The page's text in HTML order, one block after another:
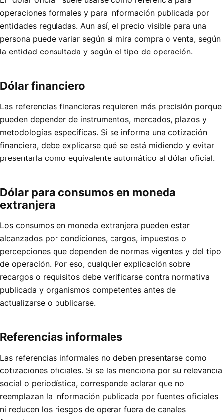
operaciones formales y para información publicada por
entidades reguladas. Aun así, el precio visible para una
persona puede variar según si mira compra o venta, según
la entidad consultada y según el tipo de operación.
Dólar financiero
Las referencias financieras requieren más precisión porque
pueden depender de instrumentos, mercados, plazos y
metodologías específicas. Si se informa una cotización
financiera, debe explicarse qué se está midiendo y evitar
presentarla como equivalente automático al dólar oficial.
Dólar para consumos en moneda
extranjera
Los consumos en moneda extranjera pueden estar
alcanzados por condiciones, cargos, impuestos o
percepciones que dependen de normas vigentes y del tipo
de operación. Por eso, cualquier explicación sobre
recargos o requisitos debe verificarse contra normativa
publicada y organismos competentes antes de
actualizarse o publicarse.
Referencias informales
Las referencias informales no deben presentarse como
cotizaciones oficiales. Si se las menciona por su relevancia
social o periodística, corresponde aclarar que no
reemplazan la información publicada por fuentes oficiales
ni reducen los riesgos de operar fuera de canales